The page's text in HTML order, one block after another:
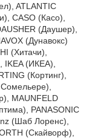
ATLANTIC
CASO (Касо),
(Даушер),
(Дунавокс)
(Хитачи),
IKEA (ИКЕА),
(Кортинг),
MAUNFELD
PANASONIC
(Шаб Лоренс),
(Скайворф),